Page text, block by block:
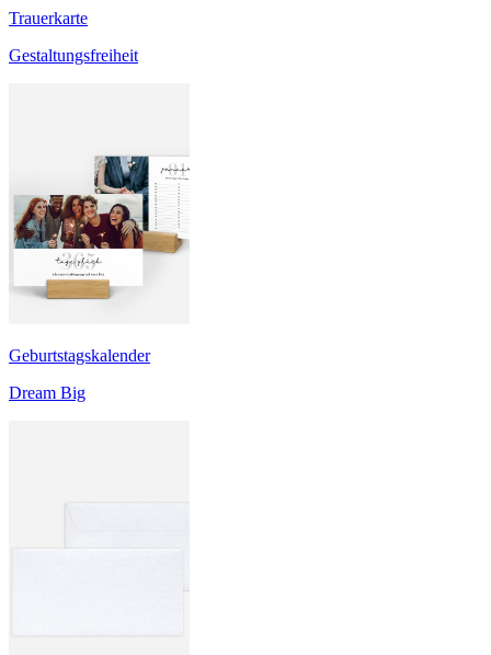
Trauerkarte
Gestaltungsfreiheit
Geburtstagskalender
Dream Big